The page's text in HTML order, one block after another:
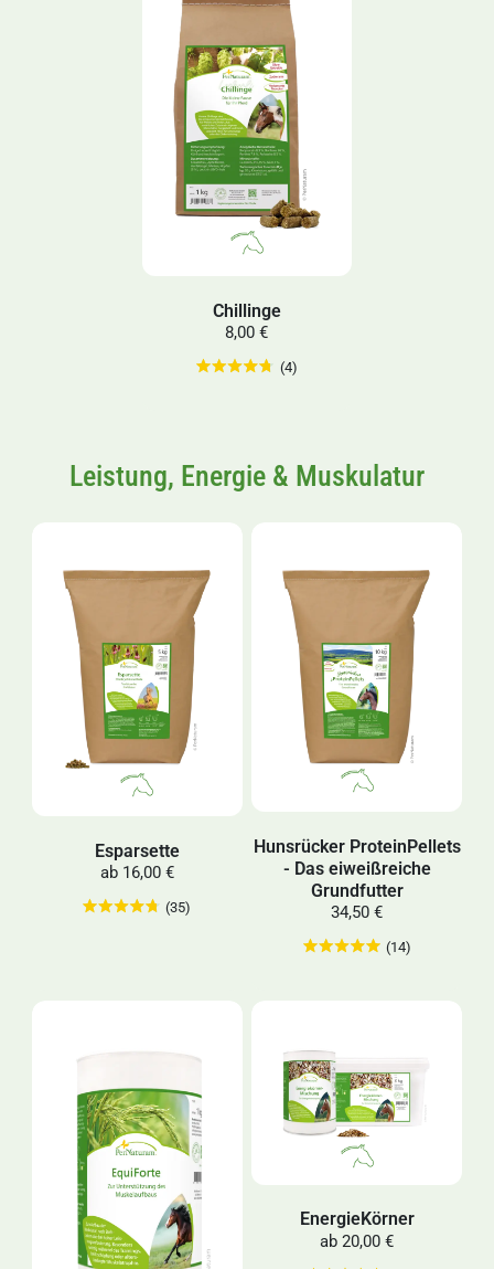
Chillinge
8,00 €
(4)
Leistung, Energie & Muskulatur
Esparsette
ab16,00 €
(35)
Hunsrücker ProteinPellets
- Das eiweißreiche
Grundfutter
34,50 €
(14)
EnergieKörner
ab 20,00 €